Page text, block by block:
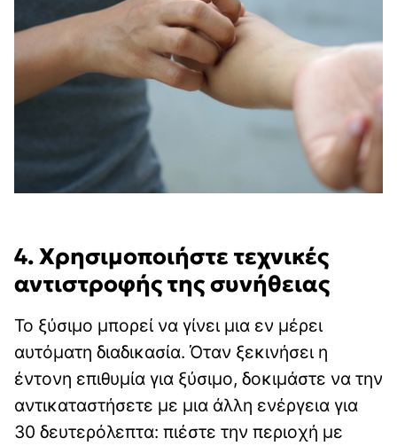
4. Χρησιμοποιήστε τεχνικές
αντιστροφής της συνήθειας
Το ξύσιμο μπορεί να γίνει μια εν μέρει
αυτόματη διαδικασία. Όταν ξεκινήσει η
έντονη επιθυμία για ξύσιμο, δοκιμάστε να την
αντικαταστήσετε με μια άλλη ενέργεια για
30 δευτερόλεπτα: πιέστε την περιοχή με